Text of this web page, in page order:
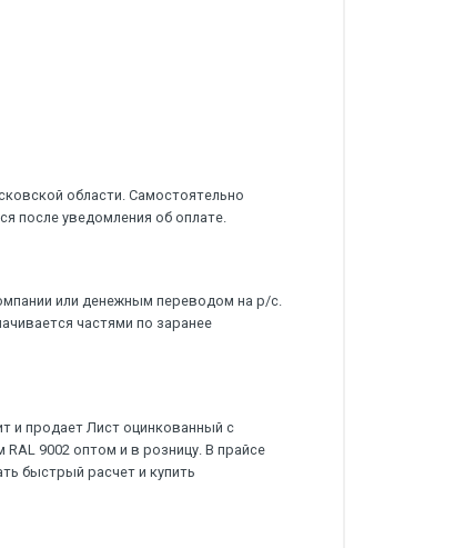
области. Самостоятельно
после уведомления об оплате.
или денежным переводом на р/с.
частями по заранее
и продает Лист оцинкованный с
9002 оптом и в розницу. В прайсе
быстрый расчет и купить